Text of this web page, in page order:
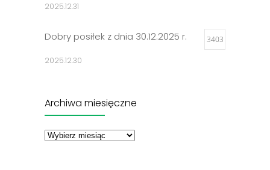
2025.12.31
Dobry posiłek z dnia 30.12.2025 r. 3403
2025.12.30
2024.12.27
Dobry posiłek z dnia 23.12.2025 r.
Archiwa miesięczne
miesięczne